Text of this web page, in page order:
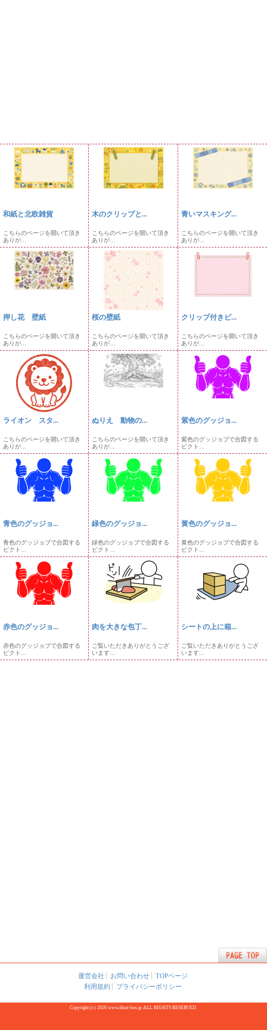
和紙と北欧雑貨
こちらのページを開いて頂き
ありが...
木のクリップと...
こちらのページを開いて頂き
ありが...
青いマスキング...
こちらのページを開いて頂き
ありが...
押し花 壁紙
こちらのページを開いて頂き
ありが...
桜の壁紙
こちらのページを開いて頂き
ありが...
クリップ付きピ...
こちらのページを開いて頂き
ありが...
ライオン スタ...
こちらのページを開いて頂き
ありが...
ぬりえ 動物の...
こちらのページを開いて頂き
ありが...
紫色のグッジョ...
紫色のグッジョブで合図する
ピクト...
青色のグッジョ...
青色のグッジョブで合図する
ピクト...
緑色のグッジョ...
緑色のグッジョブで合図する
ピクト...
黄色のグッジョ...
黄色のグッジョブで合図する
ピクト...
赤色のグッジョ...
赤色のグッジョブで合図する
ピクト...
肉を大きな包丁...
ご覧いただきありがとうござ
います...
シートの上に箱...
ご覧いただきありがとうござ
います...
運営会社 お問い合わせ
TOPページ
利用規約
プライバシーポリシー
Copyright (c) 2026 www.illust-box.jp ALL RIGHTS RESERVED.